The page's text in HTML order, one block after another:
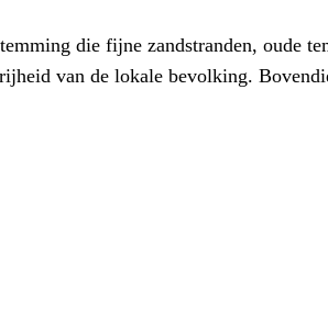
die fijne zandstranden, oude
van de lokale bevolking.